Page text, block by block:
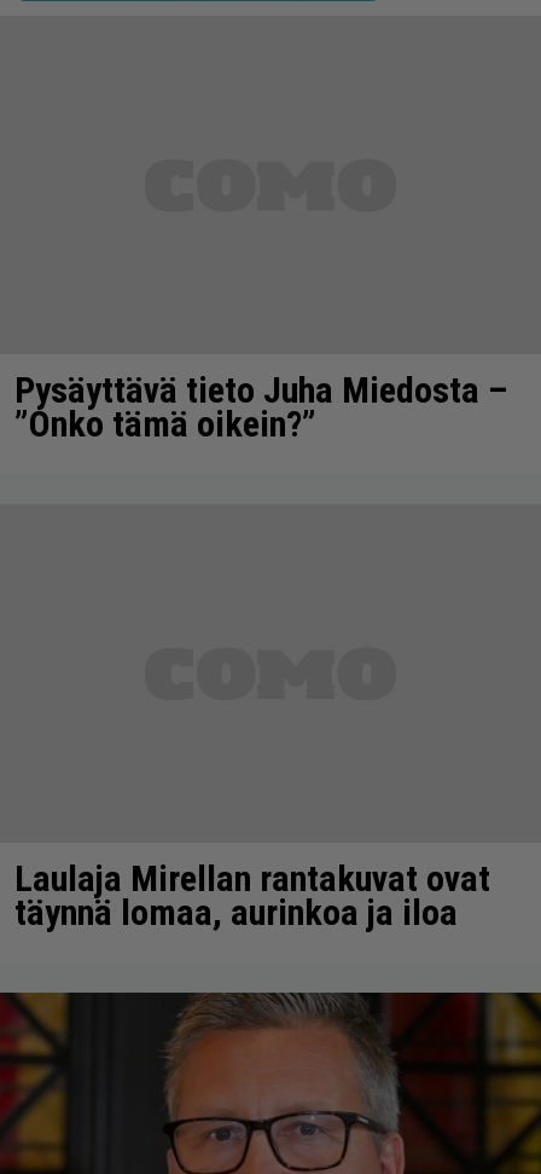
Pysäyttävä tieto Juha Miedosta –
”Onko tämä oikein?”
Laulaja Mirellan rantakuvat ovat
täynnä lomaa, aurinkoa ja iloa